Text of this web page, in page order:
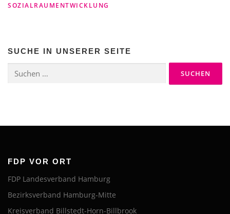
SOZIALRAUMENTWICKLUNG
SUCHE IN UNSERER SEITE
nach:
FDP VOR ORT
FDP Landesverband Hamburg
Bezirksverband Hamburg-Mitte
Kreisverband Billstedt-Horn-Billbrook